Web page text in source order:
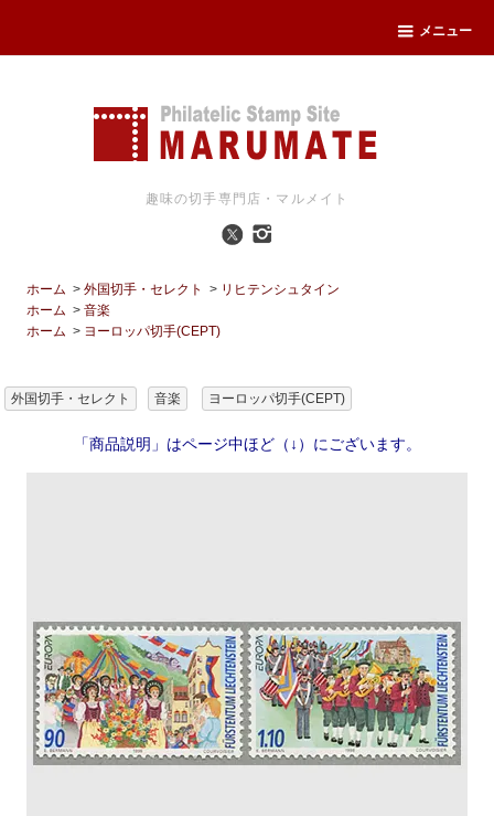
メニュー
趣味の切手専門店・マルメイト
ホーム >外国切手・セレクト > リヒテンシュタイン
ホーム >音楽
ホーム > ヨーロッパ切手(CEPT)
外国切手・セレクト 音楽 ヨーロッパ切手(CEPT)
「商品説明」はページ中ほど（↓）にございます。